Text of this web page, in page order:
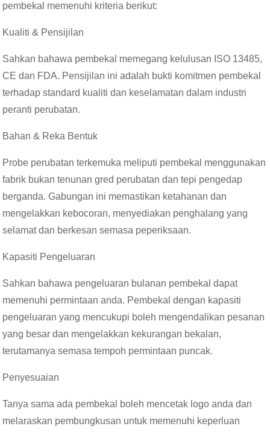
pembekal memenuhi kriteria berikut:
Kualiti & Pensijilan
Sahkan bahawa pembekal memegang kelulusan ISO 13485,
CE dan FDA. Pensijilan ini adalah bukti komitmen pembekal
terhadap standard kualiti dan keselamatan dalam industri
peranti perubatan.
Bahan & Reka Bentuk
Probe perubatan terkemuka meliputi pembekal menggunakan
fabrik bukan tenunan gred perubatan dan tepi pengedap
berganda. Gabungan ini memastikan ketahanan dan
mengelakkan kebocoran, menyediakan penghalang yang
selamat dan berkesan semasa peperiksaan.
Kapasiti Pengeluaran
Sahkan bahawa pengeluaran bulanan pembekal dapat
memenuhi permintaan anda. Pembekal dengan kapasiti
pengeluaran yang mencukupi boleh mengendalikan pesanan
yang besar dan mengelakkan kekurangan bekalan,
terutamanya semasa tempoh permintaan puncak.
Penyesuaian
Tanya sama ada pembekal boleh mencetak logo anda dan
melaraskan pembungkusan untuk memenuhi keperluan